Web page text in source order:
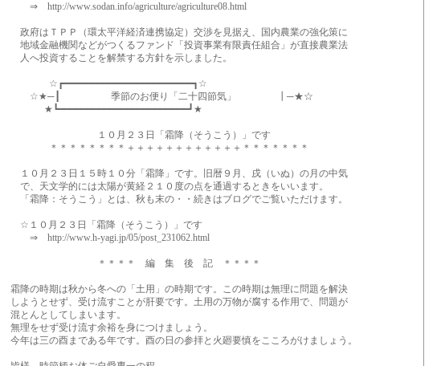
⇒ http://www.sodan.info/agriculture/agriculture08.html
政府はＴＰＰ（環太平洋経済連携協定）交渉を見据え、国内農業の強化策に
地域金融機関などがつくるファンド「投資事業有限責任組合」が直接農業法
人へ投資することを解禁する方針を示しました。
☆┏━━━━━━━━━━━━━━━━━━━━━━━┓☆
☆★─┃ 季節のお便り「二十四節気」 ┃─★☆
★┗━━━━━━━━━━━━━━━━━━━━━━━┛★
１０月２３日「霜降（そうこう）」です
＊＊＊＊＊＊＊＊＋＋＋＋＋＋＋＋＋＋＋＋＊＊＊＊＊＊＊
１０月２３日１５時１０分「霜降」です。旧暦９月、戌（いぬ）の月の中気
で、天文学的には太陽が黄経２１０度の点を通過するときをいいます。
「霜降：そうこう」とは、秋も末の・・続きはブログでご覧いただけます。
☆１０月２３日「霜降（そうこう）」です
⇒ http://www.h-yagi.jp/05/post_231062.html
＊＊＊＊ 編 集 後 記 ＊＊＊＊
霜降の時期は秋から冬への「土用」の時期です。この時期は無理に問題を解決
しようとせず、受け流すことが肝要です。土用の万物が腐する作用で、問題が
混とんとしてしまいます。
無理をせず受け流す余裕を身につけましょう。
今年は三の酉まである年です。酉の日の参拝と火廻要慎をこころがけましょう。